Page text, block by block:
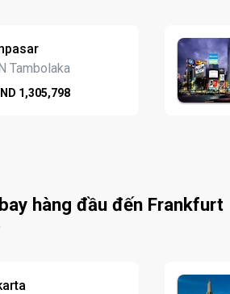
Tambolaka
1,305,798
hàng đầu đến Frankfurt